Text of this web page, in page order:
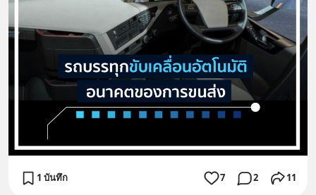
1 บันทึก 7 2 11